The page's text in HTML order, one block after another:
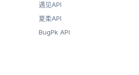
遇见API
夏柔API
BugPk API